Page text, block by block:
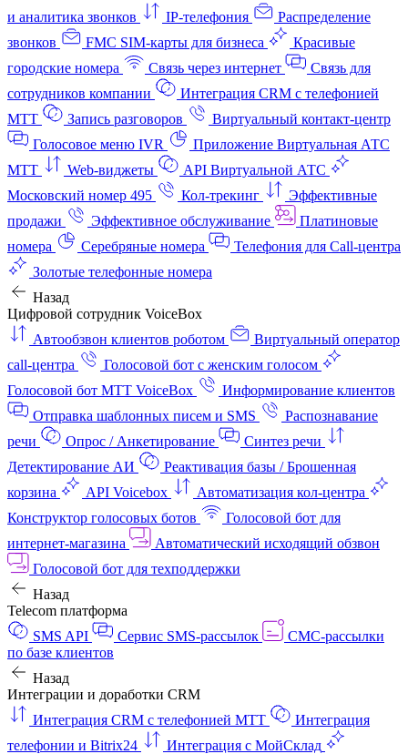
и аналитика звонков
IP-телефония
Распределение
звонков
FMC SIM-карты для бизнеса
Красивые
городские номера
Связь через интернет
Связь для
сотрудников компании
Интеграция CRM с телефонией
МТТ
Запись разговоров
Виртуальный контакт‑центр
Голосовое меню IVR
Приложение Виртуальная АТС
МТТ
Web-виджеты
API Виртуальной АТС
Московский номер 495
Кол-трекинг
Эффективные
продажи
Эффективное обслуживание
Платиновые
номера
Серебряные номера
Телефония для Call-центра
Золотые телефонные номера
Назад
Цифровой сотрудник VoiceBox
Автообзвон клиентов роботом
Виртуальный оператор
call-центра
Голосовой бот с женским голосом
Голосовой бот МТТ VoiceBox
Информирование клиентов
Отправка шаблонных писем и SMS
Распознавание
речи
Опрос / Анкетирование
Синтез речи
Детектирование АИ
Реактивация базы / Брошенная
корзина
API Voicebox
Автоматизация кол‑центра
Конструктор голосовых ботов
Голосовой бот для
интернет‑магазина
Автоматический исходящий обзвон
Голосовой бот для техподдержки
Назад
Telecom платформа
SMS API
Сервис SMS-рассылок
СМС-рассылки
по базе клиентов
Назад
Интеграции и доработки CRM
Интеграция CRM с телефонией МТТ
Интеграция
телефонии и Bitrix24
Интеграция с МойСклад